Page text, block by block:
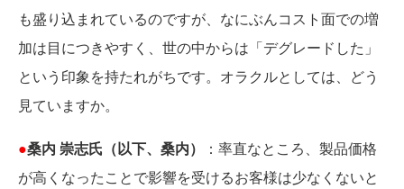
も盛り込まれているのですが、なにぶんコスト面での増
加は目につきやすく、世の中からは「デグレードした」
という印象を持たれがちです。オラクルとしては、どう
見ていますか。
●桑内 崇志氏（以下、桑内）
：率直なところ、製品価格
が高くなったことで影響を受けるお客様は少なくないと